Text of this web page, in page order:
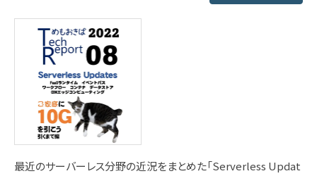
最近のサーバーレス分野の近況をまとめた「Serverless Updat